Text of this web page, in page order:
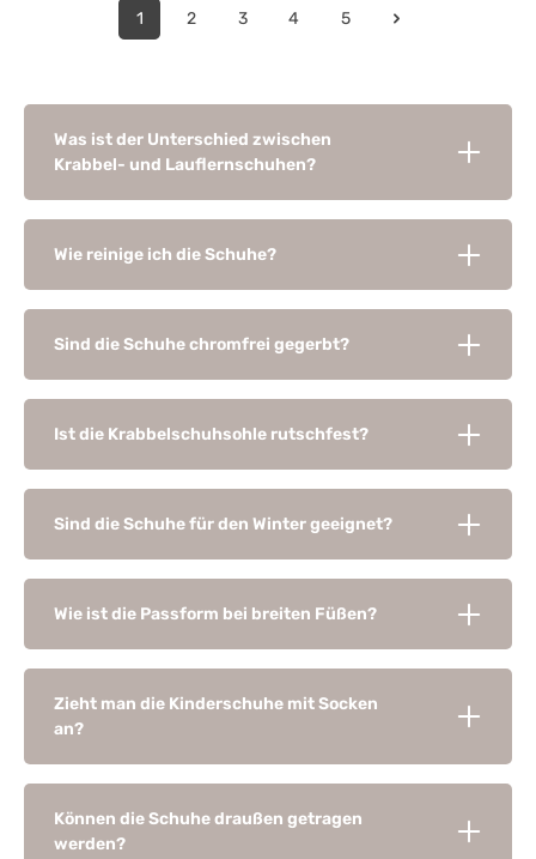
1 2 3 4 5
Was ist der Unterschied zwischen
Krabbel- und Lauflernschuhen?
Wie reinige ich die Schuhe?
Sind die Schuhe chromfrei gegerbt?
Ist die Krabbelschuhsohle rutschfest?
Sind die Schuhe für den Winter geeignet?
Wie ist die Passform bei breiten Füßen?
Zieht man die Kinderschuhe mit Socken
an?
Können die Schuhe draußen getragen
werden?